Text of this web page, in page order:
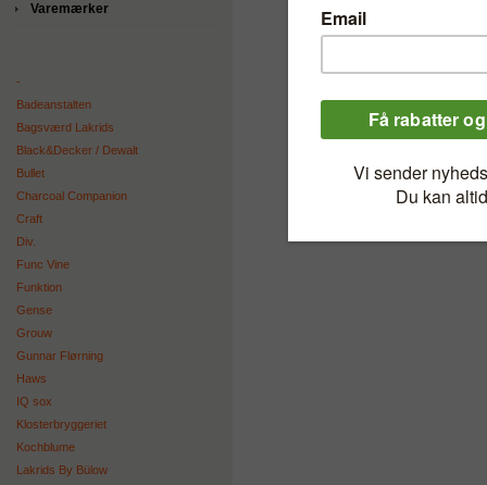
Varemærker
-
Badeanstalten
Bagsværd Lakrids
Black&Decker / Dewalt
Bullet
Charcoal Companion
Craft
Div.
Func Vine
Funktion
Gense
Grouw
Gunnar Flørning
Haws
IQ sox
Klosterbryggeriet
Kochblume
Lakrids By Bülow